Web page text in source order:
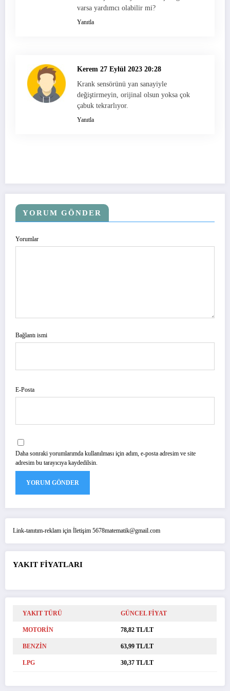
varsa yardımcı olabilir mi?
Yanıtla
Kerem 27 Eylül 2023 20:28
Krank sensörünü yan sanayiyle
değiştirmeyin, orijinal olsun yoksa çok
çabuk tekrarlıyor.
Yanıtla
YORUM GÖNDER
Yorumlar
Bağlantı ismi
E-Posta
Daha sonraki yorumlarımda kullanılması için adım, e-posta adresim ve site
adresim bu tarayıcıya kaydedilsin.
Link-tanıtım-reklam için İletişim 5678matematik@gmail.com
YAKIT FİYATLARI
YAKIT TÜRÜ GÜNCEL FİYAT
MOTORİN 78,82 TL/LT
BENZİN 63,99 TL/LT
LPG 30,37 TL/LT